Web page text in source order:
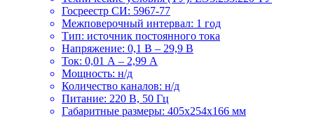
Госреестр СИ: 5967-77
Межповерочный интервал: 1 год
Тип: источник постоянного тока
Напряжение: 0,1 В – 29,9 В
Ток: 0,01 А – 2,99 А
Мощность: н/д
Количество каналов: н/д
Питание: 220 В, 50 Гц
Габаритные размеры: 405x254x166 мм